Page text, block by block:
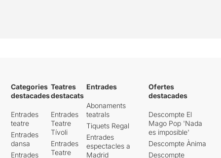
Categories
destacades
Entrades
teatre
Entrades
dansa
Entrades
Teatres
destacats
Entrades
Teatre
Tívoli
Entrades
Teatre
Entrades
Abonaments
teatrals
Tiquets Regal
Entrades
espectacles a
Madrid
Ofertes
destacades
Descompte El
Mago Pop 'Nada
es imposible'
Descompte Ànima
Descompte